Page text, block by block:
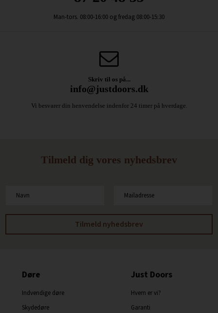
Man-tors. 08:00-16:00 og fredag 08:00-15:30
Skriv til os på...
info@justdoors.dk
Vi besvarer din henvendelse indenfor 24 timer på hverdage.
Tilmeld dig vores nyhedsbrev
Døre
Indvendige døre
Skydedøre
Just Doors
Hvem er vi?
Garanti